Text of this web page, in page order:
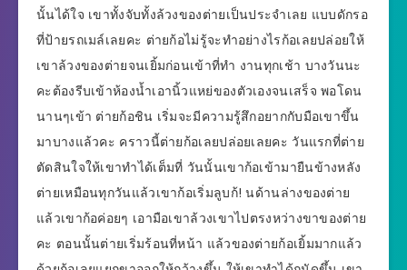
นั้นได้ใจ เขาทั้งจับทั้งล้วงของต่ายเป็นประจำเลย แบบดักรอ
ที่ป้ายรถเมล์เลยคะ ต่ายก้อไม่รู้จะทำอย่างไรก้อเลยปล่อยให้
เขาล้วงของต่ายจนเยิ้มก่อนเข้าที่ทำ งานทุกเช้า บางวันนะ
คะต้องรีบเข้าห้องน้ำเอานิ้วแหย่ของตัวเองจนเสร็จ พอโดน
นานๆเข้า ต่ายก้อชิน เริ่มจะมีความรู้สึกอยากกับมือเขาขึ้น
มาบางแล้วคะ คราวนี้ต่ายก้อเลยปล่อยเลยคะ วันแรกที่ต่าย
ตัดสินใจให้เขาทำได้เต็มที่ วันนั้นเขาก้อเข้ามายืนข้างหลัง
ต่ายเหมือนทุกวันแล้วเขาก้อเริ่มลูบก้! นด้านล่างของต่าย
แล้วเขาก้อค่อยๆ เอามือเขาล้วงเขาไปตรงหว่างขาของต่าย
คะ ตอนนั้นต่ายเริ่มร้อนที่หน้า แล้วของต่ายก้อเยิ้มมากแล้ว